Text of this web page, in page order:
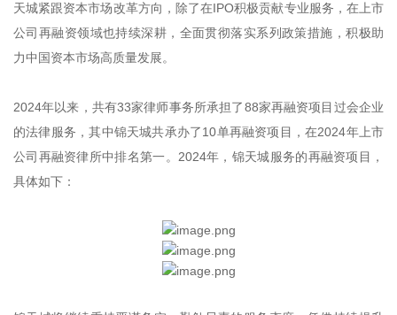
天城紧跟资本市场改革方向，除了在IPO积极贡献专业服务，在上市
公司再融资领域也持续深耕，全面贯彻落实系列政策措施，积极助
力中国资本市场高质量发展。
2024年以来，共有33家律师事务所承担了88家再融资项目过会企业
的法律服务，其中锦天城共承办了10单再融资项目，在2024年上市
公司再融资律所中排名第一。2024年，锦天城服务的再融资项目，
具体如下：